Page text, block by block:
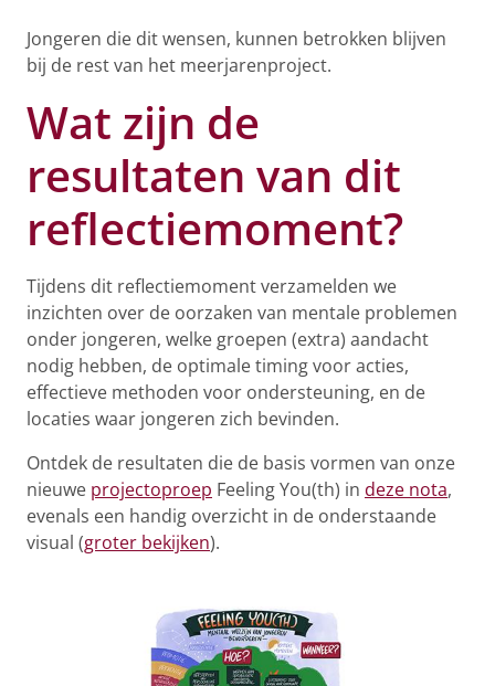
Jongeren die dit wensen, kunnen betrokken blijven
bij de rest van het meerjarenproject.
Wat zijn de
resultaten van dit
reflectiemoment?
Tijdens dit reflectiemoment verzamelden we
inzichten over de oorzaken van mentale problemen
onder jongeren, welke groepen (extra) aandacht
nodig hebben, de optimale timing voor acties,
effectieve methoden voor ondersteuning, en de
locaties waar jongeren zich bevinden.
Ontdek de resultaten die de basis vormen van onze
nieuwe projectoproep Feeling You(th) in deze nota,
evenals een handig overzicht in de onderstaande
visual (groter bekijken).